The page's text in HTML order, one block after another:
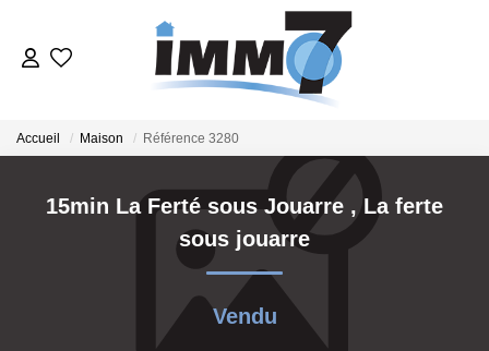
LOUER
GERER
VENDRE
Accueil Maison Référence 3280
15min La Ferté sous Jouarre ,La ferte
sous jouarre
Vendu